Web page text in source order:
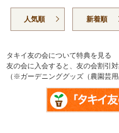
人気順 新着順
タキイ友の会について特典を見る
友の会に入会すると、友の会割引
（※ガーデニンググッズ（農園芸